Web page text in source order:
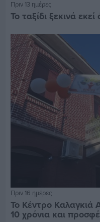
Πριν 13 ημέρες
Το ταξίδι ξεκινά
Πριν 16 ημέρες
Το Κέντρο Καλαγκιά
10 χρόνια και